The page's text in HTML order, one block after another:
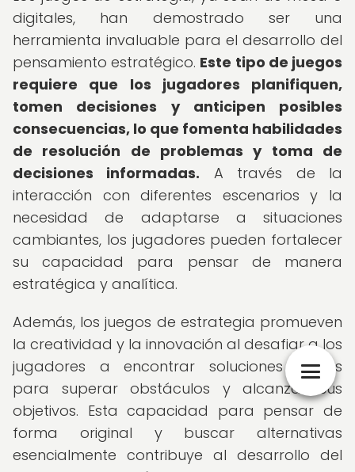
digitales, han demostrado ser una
herramienta invaluable para el desarrollo del
pensamiento estratégico. Este tipo de juegos
requiere que los jugadores planifiquen,
tomen decisiones y anticipen posibles
consecuencias, lo que fomenta habilidades
de resolución de problemas y toma de
decisiones informadas. A través de la
interacción con diferentes escenarios y la
necesidad de adaptarse a situaciones
cambiantes, los jugadores pueden fortalecer
su capacidad para pensar de manera
estratégica y analítica.
Además, los juegos de estrategia promueven
la creatividad y la innovación al desafiar a los
jugadores a encontrar soluciones únicas
para superar obstáculos y alcanzar sus
objetivos. Esta capacidad para pensar de
forma original y buscar alternativas
esencialmente contribuye al desarrollo del